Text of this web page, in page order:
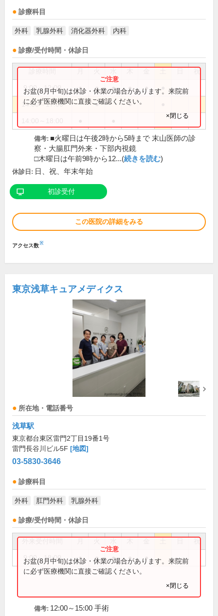
診療科目
外科 乳腺外科 消化器外科 内科
診療/受付時間・休診日
祝
9:00～12:00 ● ● ● ● ●
14:00～17:00 ● ●
お盆(8月中旬)は休診・休業の場合があります。来院前
に必ず医療機関に直接ご確認ください。
×閉じる
備考: ■火曜日は午後2時から5時まで 末山医師の診
察・大腸肛門外来・下部内視鏡
□木曜日は午前9時から12...(続きを読む)
休診日: 日、祝、年末年始
初診受付
この医院の詳細をみる
アクセス数※
東京浅草キュアメディクス
所在地・電話番号
浅草駅
東京都台東区雷門2丁目19番1号
雷門長谷川ビル5F [地図]
03-5830-3646
診療科目
外科 肛門外科 乳腺外科
診療/受付時間・休診日
祝
9:00～18:00 ● ● ● ● ●
お盆(8月中旬)は休診・休業の場合があります。来院前
に必ず医療機関に直接ご確認ください。
×閉じる
備考: 12:00～15:00 手術